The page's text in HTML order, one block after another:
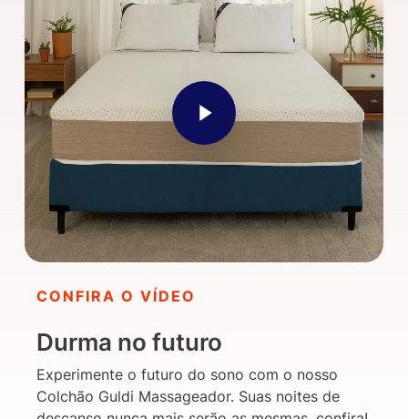
CONFIRA O VÍDEO
Durma no futuro
Experimente o futuro do sono com o nosso
Colchão Guldi Massageador. Suas noites de
Play Video